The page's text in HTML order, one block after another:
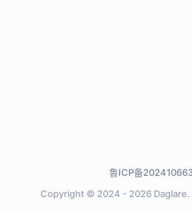
Copyright © 2024 - 2026 Daglare.
鲁ICP备